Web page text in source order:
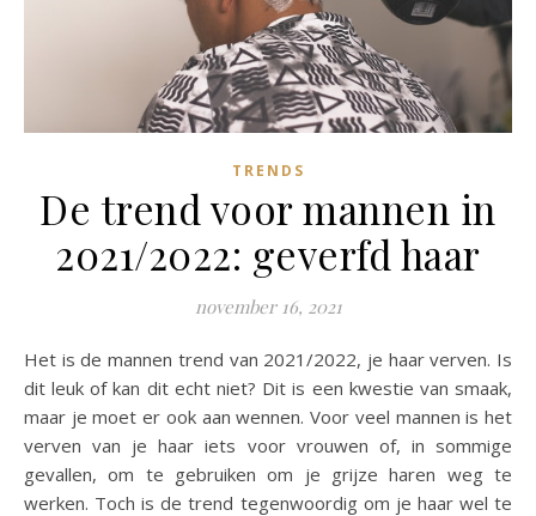
TRENDS
De trend voor mannen in
2021/2022: geverfd haar
november 16, 2021
Het is de mannen trend van 2021/2022, je haar verven. Is
dit leuk of kan dit echt niet? Dit is een kwestie van smaak,
maar je moet er ook aan wennen. Voor veel mannen is het
verven van je haar iets voor vrouwen of, in sommige
gevallen, om te gebruiken om je grijze haren weg te
werken. Toch is de trend tegenwoordig om je haar wel te